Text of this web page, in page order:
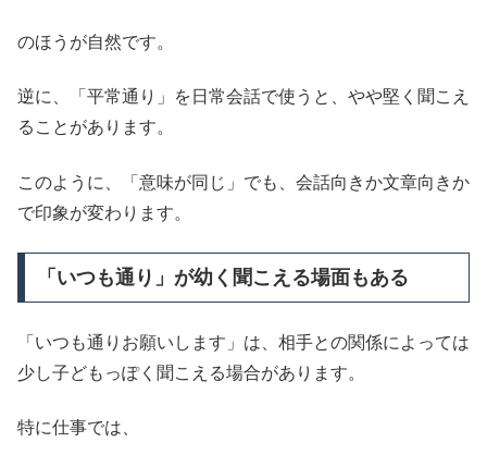
のほうが自然です。
逆に、「平常通り」を日常会話で使うと、やや堅く聞こえ
ることがあります。
このように、「意味が同じ」でも、会話向きか文章向きか
で印象が変わります。
「いつも通り」が幼く聞こえる場面もある
「いつも通りお願いします」は、相手との関係によっては
少し子どもっぽく聞こえる場合があります。
特に仕事では、